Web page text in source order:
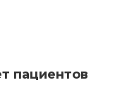
пациентов